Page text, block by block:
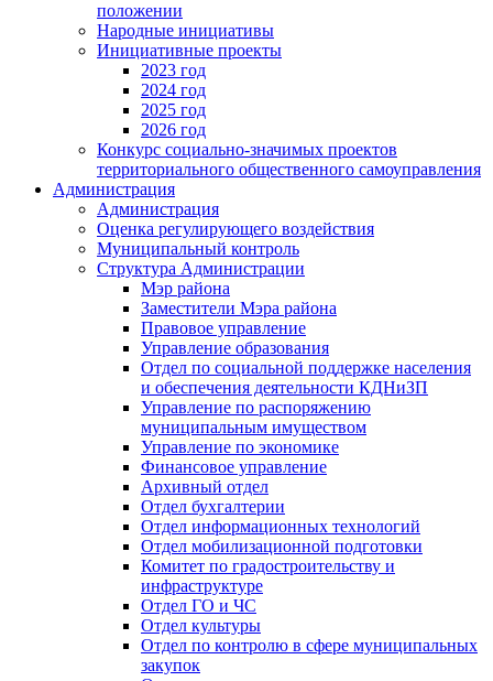
положении
Народные инициативы
Инициативные проекты
2023 год
2024 год
2025 год
2026 год
Конкурс социально-значимых проектов
территориального общественного самоуправления
Администрация
Администрация
Оценка регулирующего воздействия
Муниципальный контроль
Структура Администрации
Мэр района
Заместители Мэра района
Правовое управление
Управление образования
Отдел по социальной поддержке населения
и обеспечения деятельности КДНиЗП
Управление по распоряжению
муниципальным имуществом
Управление по экономике
Финансовое управление
Архивный отдел
Отдел бухгалтерии
Отдел информационных технологий
Отдел мобилизационной подготовки
Комитет по градостроительству и
инфраструктуре
Отдел ГО и ЧС
Отдел культуры
Отдел по контролю в сфере муниципальных
закупок